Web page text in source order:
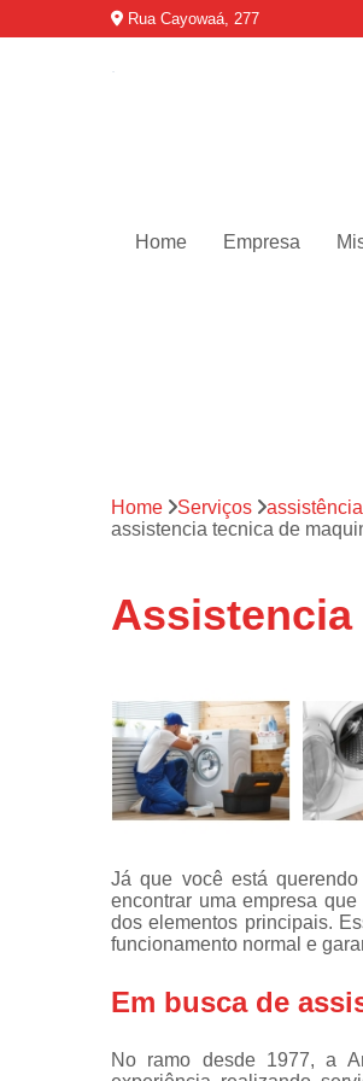
Rua Cayowaá, 277
Home Empresa
Home Serviços
assistencia tecnica de
Assistencia
Já que você está
encontrar uma empresa
dos elementos principais.
funcionamento normal e
Em busca de
No ramo desde 1977, a